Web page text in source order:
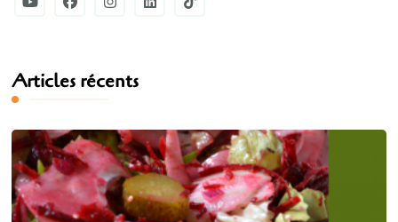
Articles récents